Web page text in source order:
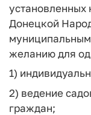
Донецкой
желанию для
1)
2) ведение
граждан;